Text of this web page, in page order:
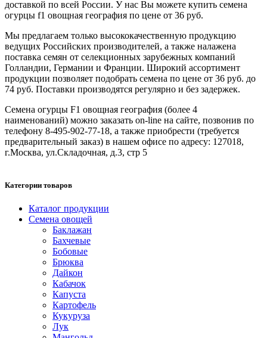
доставкой по всей России. У нас Вы можете купить семена
огурцы f1 овощная география по цене от 36 руб.
Мы предлагаем только высококачественную продукцию
ведущих Российских производителей, а также налажена
поставка семян от селекционных зарубежных компаний
Голландии, Германии и Франции. Широкий ассортимент
продукции позволяет подобрать семена по цене от 36 руб. до
74 руб. Поставки производятся регулярно и без задержек.
Семена огурцы F1 овощная география (более 4
наименований) можно заказать on-line на сайте, позвонив по
телефону 8-495-902-77-18, а также приобрести (требуется
предварительный заказ) в нашем офисе по адресу: 127018,
г.Москва, ул.Складочная, д.3, стр 5
Категории товаров
Каталог продукции
Семена овощей
Баклажан
Бахчевые
Бобовые
Брюква
Дайкон
Кабачок
Капуста
Картофель
Кукуруза
Лук